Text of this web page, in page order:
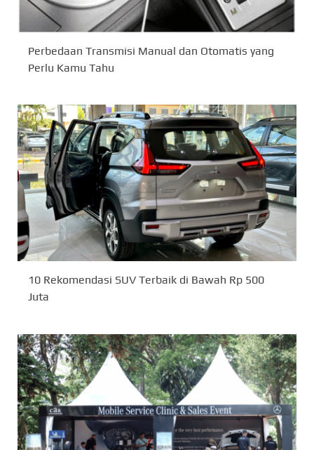
Perbedaan Transmisi Manual dan Otomatis yang
Perlu Kamu Tahu
10 Rekomendasi SUV Terbaik di Bawah Rp 500
Juta